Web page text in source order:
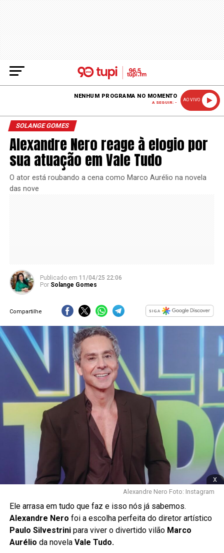
NENHUM PROGRAMA NO MOMENTO
A SEGUIR: -
AO VIVO
SOLANGE GOMES
Alexandre Nero reage à elogio por
sua atuação em Vale Tudo
O ator está roubando a cena como Marco Aurélio na novela
das nove
Publicado em 11/04/25 22:06
Por Solange Gomes
Compartilhe
x
Alexandre Nero Foto: Instagram
Ele arrasa em tudo que faz e isso nós já sabemos.
Alexandre Nero foi a escolha perfeita do diretor artístico
Paulo Silvestrini para viver o divertido vilão Marco
Aurélio da novela Vale Tudo.